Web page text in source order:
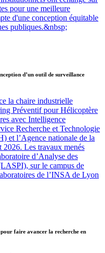
pour une meilleure
d'une conception équitable
publiques.&nbsp;
d’un outil de surveillance
la chaire industrielle
Préventif pour Hélicoptère
avec Intelligence
Recherche et Technologie
et l’Agence nationale de la
Les travaux menés
d’Analyse des
sur le campus de
de l’INSA de Lyon
faire avancer la recherche en